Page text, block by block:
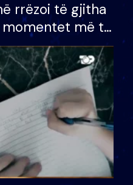
rrëzoi të gjitha
momentet më të
BB VIP: Do më
kur…